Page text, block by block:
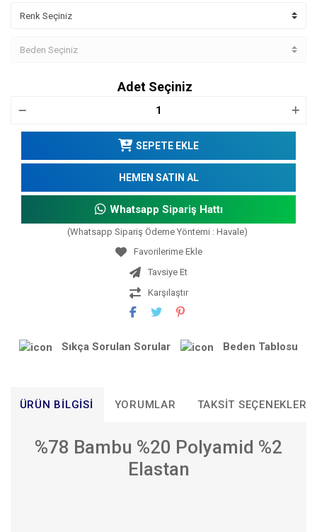
Adet Seçiniz
SEPETE EKLE
HEMEN SATIN AL
Whatsapp Sipariş Hattı
(Whatsapp Sipariş Ödeme Yöntemi : Havale)
Tavsiye Et
Karşılaştır
Sıkça Sorulan Sorular Beden Tablosu
ÜRÜN BILGISI YORUMLAR TAKSIT SEÇENEKLERI
%78 Bambu %20 Polyamid %2
Elastan